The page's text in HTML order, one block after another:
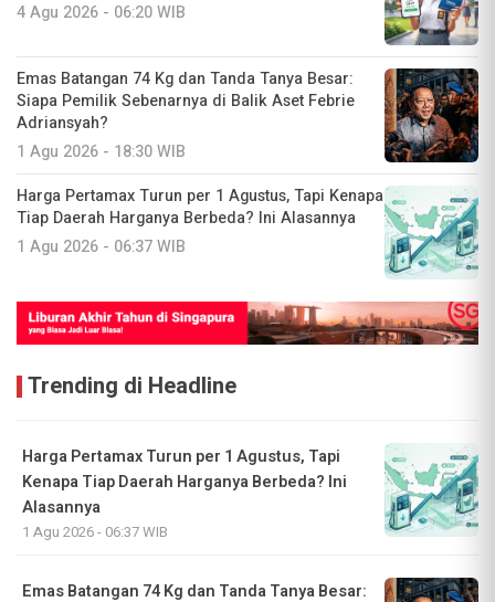
4 Agu 2026 - 06:20 WIB
Emas Batangan 74 Kg dan Tanda Tanya Besar:
Siapa Pemilik Sebenarnya di Balik Aset Febrie
Adriansyah?
1 Agu 2026 - 18:30 WIB
Harga Pertamax Turun per 1 Agustus, Tapi Kenapa
Tiap Daerah Harganya Berbeda? Ini Alasannya
1 Agu 2026 - 06:37 WIB
Trending di Headline
Harga Pertamax Turun per 1 Agustus, Tapi
Kenapa Tiap Daerah Harganya Berbeda? Ini
Alasannya
1 Agu 2026 - 06:37 WIB
Emas Batangan 74 Kg dan Tanda Tanya Besar: